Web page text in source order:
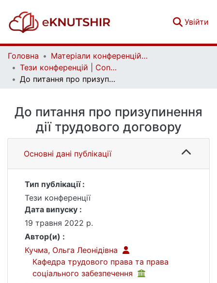
Увійти
Головна
Матеріали конференцій | Conference materials
Тези конференцій | Conference papers
До питання про призупинення дії трудового договору
До питання про призупинення
дії трудового договору
Основні дані публікації
Тип публікації :
Тези конференції
Дата випуску :
19 травня 2022 р.
Автор(и) :
Кучма, Ольга Леонідівна
Кафедра трудового права та права
соціального забезпечення